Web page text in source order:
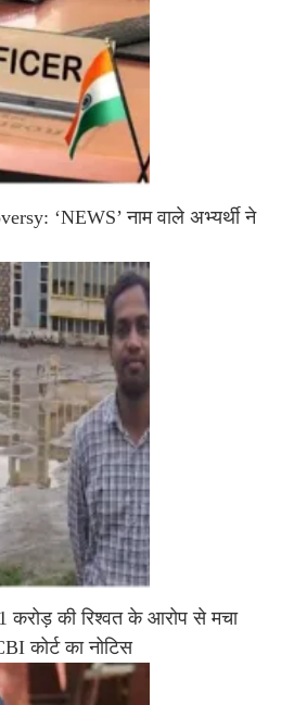
‘NEWS’ नाम वाले अभ्यर्थी ने
करोड़ की रिश्वत के आरोप से मचा
कोर्ट का नोटिस